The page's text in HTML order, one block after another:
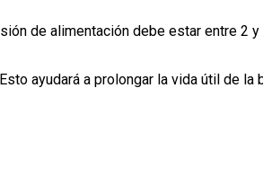
de alimentación debe estar entre 2
ayudará a prolongar la vida útil de